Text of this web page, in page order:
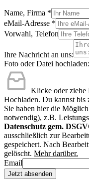
Name, Firma *
eMail-Adresse *
Vorwahl, Telefon
Ihre Nachricht an uns:
Foto oder Datei hochladen:
Klicke oder ziehe
Hochladen. Du kannst bis
Sie haben hier die
notwendig), z.B.
Datenschutz gem.
ausschließlich zur
gespeichert. Nach
gelöscht. Mehr darüber.
Email
Jetzt absenden